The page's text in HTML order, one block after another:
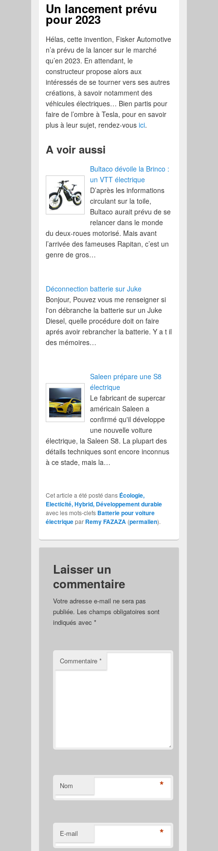
Un lancement prévu
pour 2023
Hélas, cette invention, Fisker Automotive
n’a prévu de la lancer sur le marché
qu’en 2023. En attendant, le
constructeur propose alors aux
intéressés de se tourner vers ses autres
créations, à savoir notamment des
véhicules électriques… Bien partis pour
faire de l’ombre à Tesla, pour en savoir
plus à leur sujet, rendez-vousici.
A voir aussi
Bultaco dévoile la Brinco :
un VTT électrique
D’après les informations
circulant sur la toile,
Bultaco aurait prévu de se
relancer dans le monde
du deux-roues motorisé. Mais avant
l’arrivée des fameuses Rapitan, c’est un
genre de gros…
Déconnection batterie sur Juke
Bonjour, Pouvez vous me renseigner si
l'on débranche la batterie sur un Juke
Diesel, quelle procédure doit on faire
aprés avoir rebrancher la batterie. Y a t il
des mémoires…
Saleen prépare une S8
électrique
Le fabricant de supercar
américain Saleen a
confirmé qu'il développe
une nouvelle voiture
électrique, la Saleen S8. La plupart des
détails techniques sont encore inconnus
à ce stade, mais la…
Cet article a été posté dans Écologie,
Electicité, Hybrid, Développement durable
avec les mots-clefs Batterie pour voiture
électriquepar Remy FAZAZA (permalien).
Laisser un
commentaire
Votre adresse e-mail ne sera pas
publiée. Les champs obligatoires sont
indiqués avec *
Commentaire *
Nom *
E-mail *